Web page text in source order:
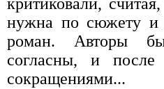
нужна по сюжету и
роман. Авторы
согласны, и после
сокращениями...